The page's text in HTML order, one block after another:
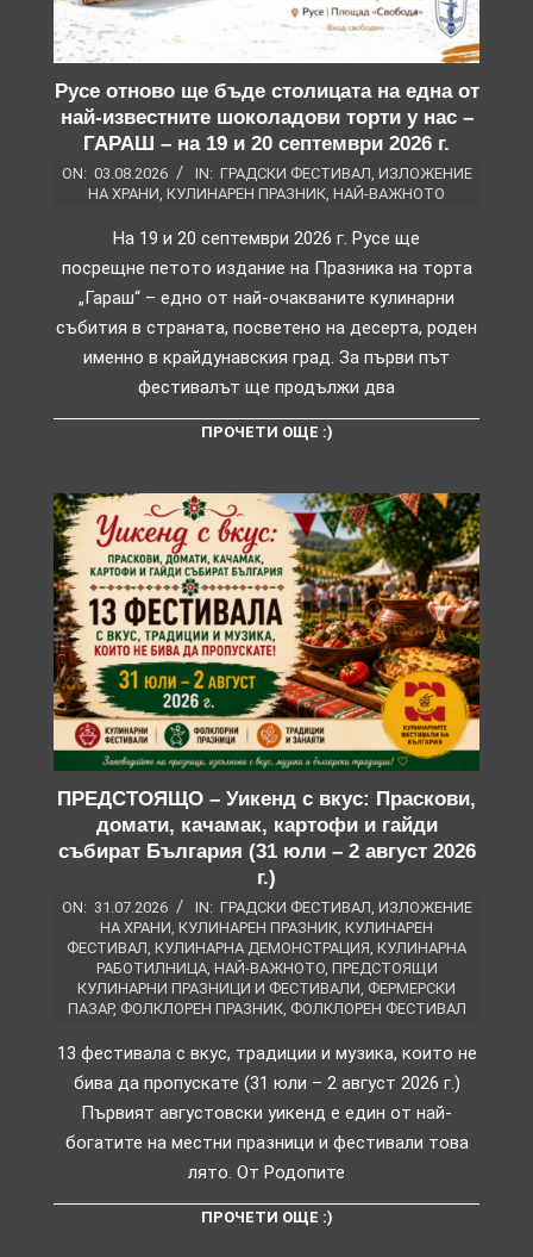
Русе отново ще бъде столицата на една от
най-известните шоколадови торти у нас –
ГАРАШ – на 19 и 20 септември 2026 г.
ON: 03.08.2026 IN: ГРАДСКИ ФЕСТИВАЛ ИЗЛОЖЕНИЕ
НА ХРАНИ КУЛИНАРЕН ПРАЗНИК НАЙ-ВАЖНОТО
На 19 и 20 септември 2026 г. Русе ще
посрещне петото издание на Празника на торта
„Гараш“ – едно от най-очакваните кулинарни
събития в страната, посветено на десерта, роден
именно в крайдунавския град. За първи път
фестивалът ще продължи два
ПРОЧЕТИ ОЩЕ :)
ПРЕДСТОЯЩО – Уикенд с вкус: Праскови,
домати, качамак, картофи и гайди
събират България (31 юли – 2 август 2026
г.)
ON: 31.07.2026 IN: ГРАДСКИ ФЕСТИВАЛ, ИЗЛОЖЕНИЕ
НА ХРАНИ, КУЛИНАРЕН ПРАЗНИК, КУЛИНАРЕН
ФЕСТИВАЛ, КУЛИНАРНА ДЕМОНСТРАЦИЯ, КУЛИНАРНА
РАБОТИЛНИЦА, НАЙ-ВАЖНОТО, ПРЕДСТОЯЩИ
КУЛИНАРНИ ПРАЗНИЦИ И ФЕСТИВАЛИ, ФЕРМЕРСКИ
ПАЗАР, ФОЛКЛОРЕН ПРАЗНИК, ФОЛКЛОРЕН ФЕСТИВАЛ
13 фестивала с вкус, традиции и музика, които не
бива да пропускате (31 юли – 2 август 2026 г.)
Първият августовски уикенд е един от най-
богатите на местни празници и фестивали това
лято. От Родопите
ПРОЧЕТИ ОЩЕ :)